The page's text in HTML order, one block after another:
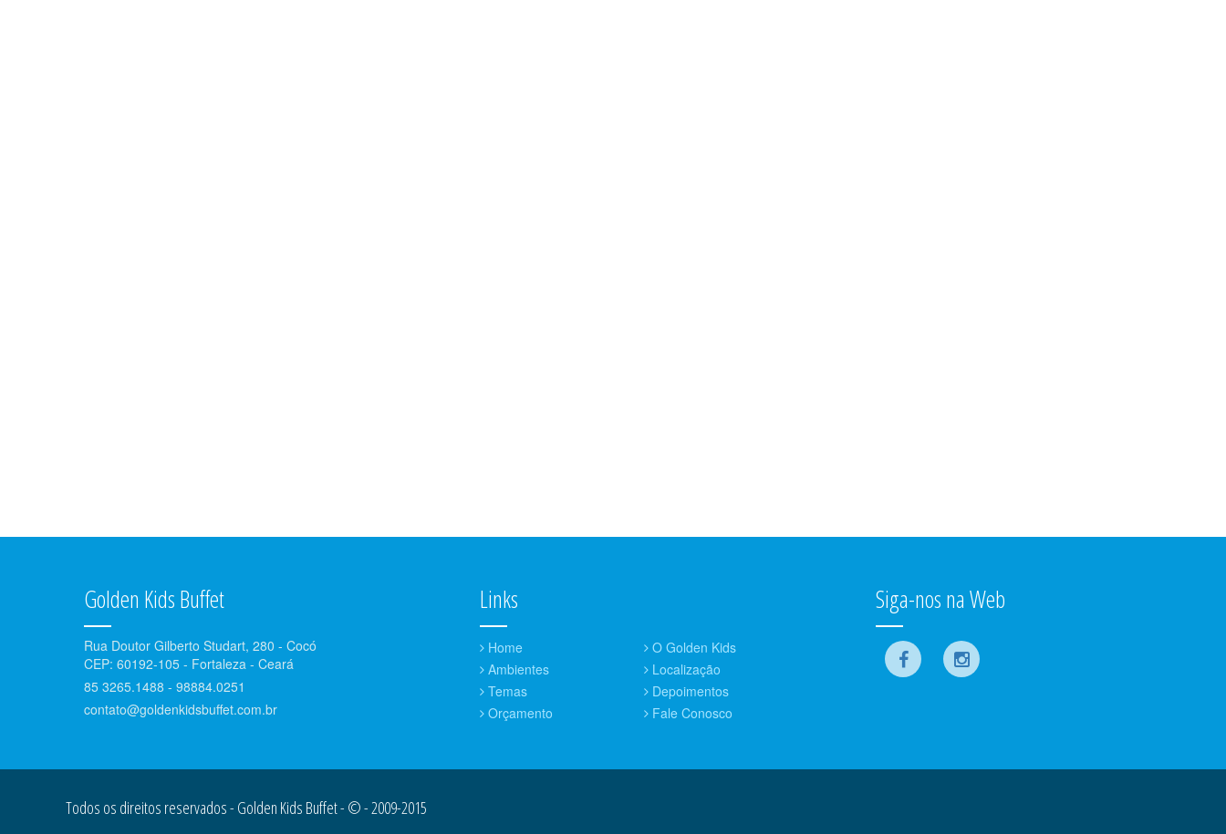
Golden Kids Buffet
Rua Doutor Gilberto Studart, 280 - Cocó
CEP: 60192-105 - Fortaleza - Ceará
85 3265.1488 - 98884.0251
contato@goldenkidsbuffet.com.br
Links
Home
O Golden Kids
Ambientes
Localização
Temas
Depoimentos
Orçamento
Fale Conosco
Siga-nos na Web
Todos os direitos reservados - Golden Kids Buffet - © - 2009-2015